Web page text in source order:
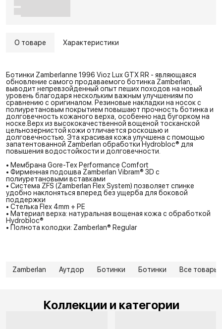
О товаре Характеристики
Ботинки Zamberlanne 1996 Vioz Lux GTX RR - являющаяся
обновление самого продаваемого ботинка Zamberlan,
выводит непревзойденный опыт пеших походов на новый
уровень благодаря нескольким важным улучшениям по
сравнению с оригиналом. Резиновые накладки на носок с
полиуретановым покрытием повышают прочность ботинка и
долговечность кожаного верха, особенно над бугорком на
носке.Верх из высококачественной вощеной тосканской
цельнозернистой кожи отличается роскошью и
долговечностью. Эта красивая кожа улучшена с помощью
запатентованной Zamberlan обработки Hydrobloc® для
повышения водостойкости и долговечности.
• Мембрана Gore-Tex Performance Comfort
• Фирменная подошва Zamberlan Vibram® 3D с
полиуретановыми вставками
• Система ZFS (Zamberlan Flex System) позволяет спинке
удобно наклоняться вперед без ущерба для боковой
поддержки
• Стелька Flex 4mm + PE
• Материал верха: натуральная вощеная кожа с обработкой
Hydrobloc®
• Полнота колодки: Zamberlan® Regular
Zamberlan Аутдор Ботинки Ботинки Все товары
Коллекции и категории